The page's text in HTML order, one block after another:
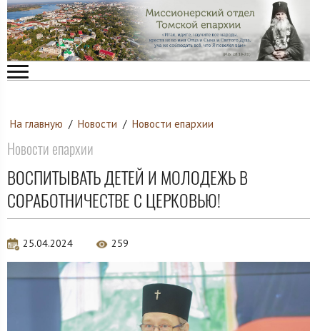
На главную / Новости / Новости епархии
Новости епархии
ВОСПИТЫВАТЬ ДЕТЕЙ И МОЛОДЕЖЬ В
СОРАБОТНИЧЕСТВЕ С ЦЕРКОВЬЮ!
25.04.2024 259